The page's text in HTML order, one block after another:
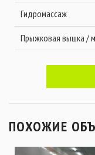
Гидромассаж
Прыжковая вышка / м
ПОХОЖИЕ